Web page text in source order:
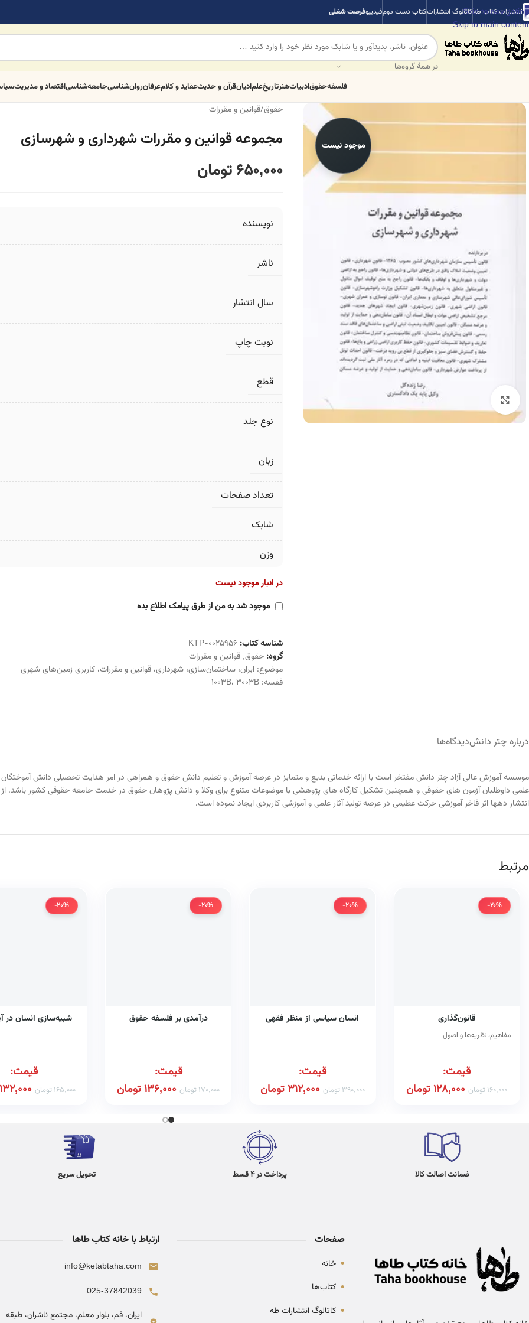
Skip to navigation
Skip to main content
انتشارات کتاب طهکاتالوگ انتشاراتکتاب دست دومفیدیبوفرصت شغلی
در همهٔ گروه‌ها
فلسفهحقوقادبیاتهنرتاریخعلمادیانقرآن و حدیثعقاید و کلامعرفانروان‌شناسیجامعه‌شناسیاقتصاد و مدیریت
موجود نیست
برای بزرگنمایی کلیک کنید
حقوق/قوانین و مقررات
مجموعه قوانین و مقررات شهرداری و شهرسازی
650,000 تومان
نویسنده
ناشر
سال انتشار
نوبت چاپ
قطع
نوع جلد
زبان
تعداد صفحات
شابک
وزن
در انبار موجود نیست
موجود شد به من از طرق پیامک اطلاع بده
شناسه کتاب: KTP-0025956
گروه: حقوق, قوانین و مقررات
موضوع:ایران،ساختمان‌سازی،شهرداری،قوانین و مقررات،کاربری زمین‌های شهری
قفسه:
1003B، 3003B
درباره چتر دانشدیدگاه‌ها
موسسه آموزش عالی آزاد چتر دانش مفتخر است با ارائه خدماتی بدیع و متمایز در عرصه آموزش و تعلیم دانش حقوق و همراهی در امر هدایت تحصیلی دانش آموختگان
علمی داوطلبان آزمون های حقوقی و همچنین تشکیل کارگاه های پژوهشی با موضوعات متنوع برای وکلا و دانش پژوهان حقوق در خدمت جامعه حقوقی کشور باشد.
انتشار دهها اثر فاخر آموزشی حرکت عظیمی در عرصه تولید آثار علمی و آموزشی کاربردی ایجاد نموده است.
مرتبط
-20%
قانون‌گذاری
مفاهیم، نظریه‌ها و اصول
قیمت:
160,000تومان 128,000تومان
-20%
انسان سیاسی از منظر فقهی
قیمت:
390,000تومان 312,000تومان
-20%
درآمدی بر فلسفه حقوق
قیمت:
170,000تومان 136,000تومان
-20%
شبیه‌سازی انسان در
قیمت:
165,000تومان 132,000
ضمانت اصالت کالا پرداخت در 4 قسط تحویل سریع
صفحات
• خانه
• کتاب‌ها
• کاتالوگ انتشارات طه
ارتباط با خانه کتاب طاها
info@ketabtaha.com
025-37842039
ایران، قم، بلوار معلم، مجتمع ناشران، طبقه